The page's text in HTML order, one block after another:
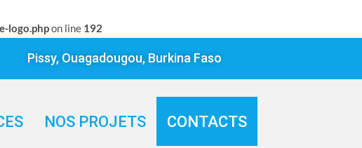
logo.phpon line 192
Pissy, Ouagadougou, Burkina Faso
NOS PROJETS CONTACTS